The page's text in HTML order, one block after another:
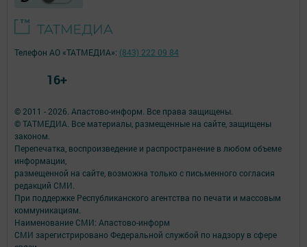
© 2011 - 2026. Апастово-информ. Все права защищены.
© ТАТМЕДИА. Все материалы, размещенные на сайте, защищены
законом.
Перепечатка, воспроизведение и распространение в любом объеме
информации,
размещенной на сайте, возможна только с письменного согласия
редакций СМИ.
При поддержке Республиканского агентства по печати и массовым
коммуникациям.
Наименование СМИ: Апастово-информ
СМИ зарегистрировано Федеральной службой по надзору в сфере
Телефон АО «ТАТМЕДИА»: (843) 222 09 84
16+